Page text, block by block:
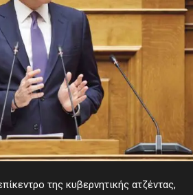
της κυβερνητικής ατζέντας,